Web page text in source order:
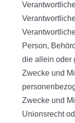
Person,
die allein oder
Zwecke und
Zwecke und
Unionsrecht